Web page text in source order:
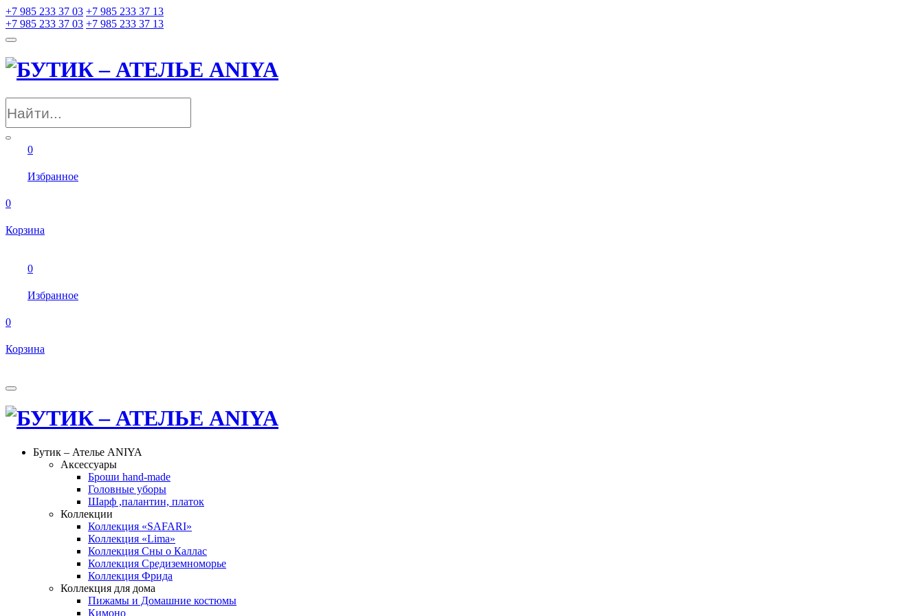
+7 985 233 37 03 +7 985 233 37 13
+7 985 233 37 03 +7 985 233 37 13
0
Избранное
0
Корзина
0
Избранное
0
Корзина
Бутик – Ателье ANIYA
Аксессуары
Броши hand-made
Головные уборы
Шарф ,палантин, платок
Коллекции
Коллекция «SAFARI»
Коллекция «Lima»
Коллекция Сны о Каллас
Коллекция Средиземноморье
Коллекция Фрида
Коллекция для дома
Пижамы и Домашние костюмы
Кимоно